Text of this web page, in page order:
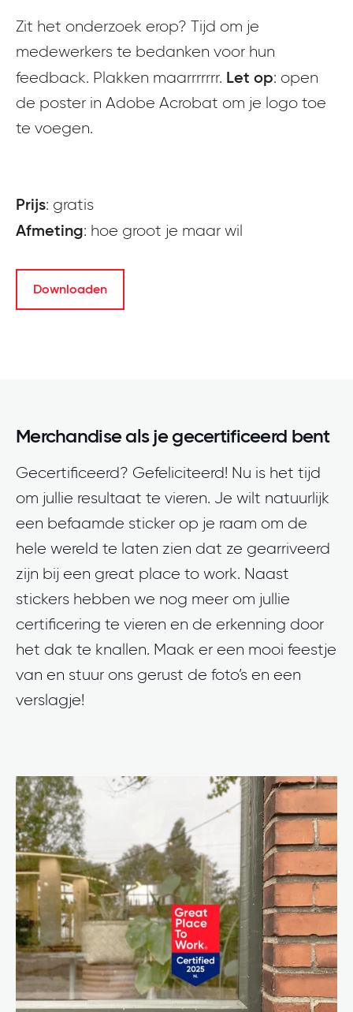
Zit het onderzoek erop? Tijd om je
medewerkers te bedanken voor hun
feedback. Plakken maarrrrrrr. Let op: open
de poster in Adobe Acrobat om je logo toe
te voegen.
Prijs: gratis
Afmeting: hoe groot je maar wil
Downloaden
Merchandise als je gecertificeerd bent
Gecertificeerd? Gefeliciteerd! Nu is het tijd
om jullie resultaat te vieren. Je wilt natuurlijk
een befaamde sticker op je raam om de
hele wereld te laten zien dat ze gearriveerd
zijn bij een great place to work. Naast
stickers hebben we nog meer om jullie
certificering te vieren en de erkenning door
het dak te knallen. Maak er een mooi feestje
van en stuur ons gerust de foto’s en een
verslagje!